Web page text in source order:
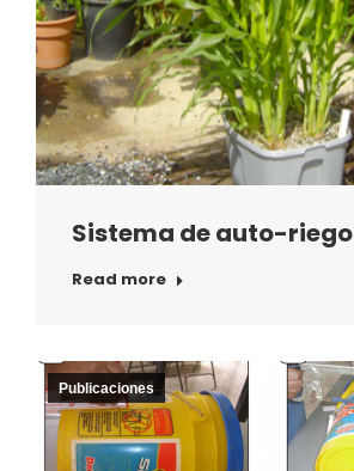
Sistema de auto-riego
Read more
Publicaciones